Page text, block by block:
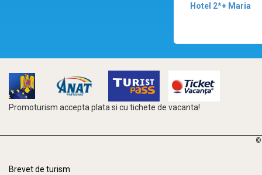
Hotel 2*+ Maria
Promoturism accepta plata si cu tichete de vacanta!
©
Brevet de turism